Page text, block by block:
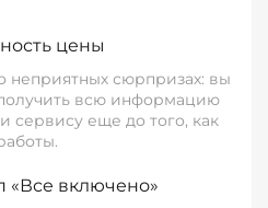
цены
неприятных сюрпризах: вы
всю информацию
сервису еще до того, как
«Все включено»